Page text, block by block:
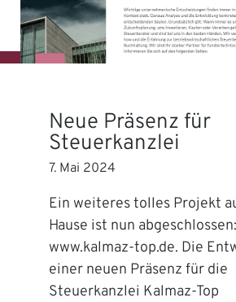
Neue Präsenz für
Steuerkanzlei
7. Mai 2024
Ein weiteres tolles Projekt
Hause ist nun abgeschlossen:
www.kalmaz-top.de. Die
einer neuen Präsenz für die
Steuerkanzlei Kalmaz-Top